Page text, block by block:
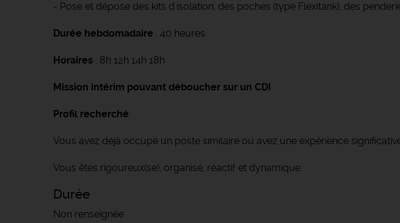
- Pose et dépose des kits d'isolation, des poches (type Flexitank), des
Durée hebdomadaire : 40 heures
Horaires : 8h 12h 14h 18h
Mission intérim pouvant déboucher sur un CDI
Profil recherché
Vous avez déjà occupé un poste similaire ou avez une expérience
Vous êtes rigoureux(se), organisé, réactif et dynamique
Durée
Non renseignée